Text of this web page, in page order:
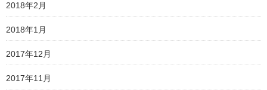
2018年2月
2018年1月
2017年12月
2017年11月